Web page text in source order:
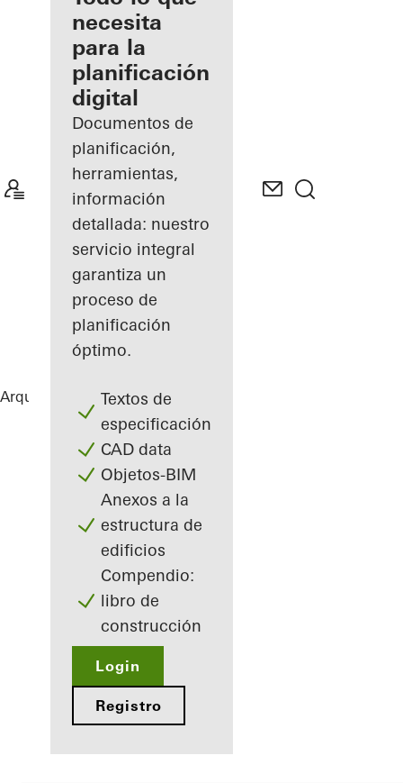
registrado
Descubre
mi área
de
trabajo
necesita
para la
planificación
digital
Documentos de
planificación,
herramientas,
información
detallada: nuestro
servicio integral
garantiza un
proceso de
planificación
óptimo.
Textos de
especificación
CAD data
Objetos-BIM
Anexos a la
estructura de
edificios
Compendio:
libro de
construcción
Login
Registro
Arquitectos ReferenciasStatoil ASA